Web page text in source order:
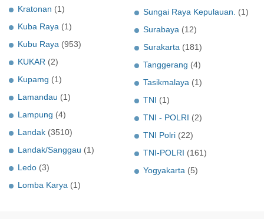
Kratonan (1)
Kuba Raya (1)
Kubu Raya (953)
KUKAR (2)
Kupamg (1)
Lamandau (1)
Lampung (4)
Landak (3510)
Landak/Sanggau (1)
Ledo (3)
Lomba Karya (1)
Sungai Raya Kepulauan. (1)
Surabaya (12)
Surakarta (181)
Tanggerang (4)
Tasikmalaya (1)
TNI (1)
TNI - POLRI (2)
TNI Polri (22)
TNI-POLRI (161)
Yogyakarta (5)